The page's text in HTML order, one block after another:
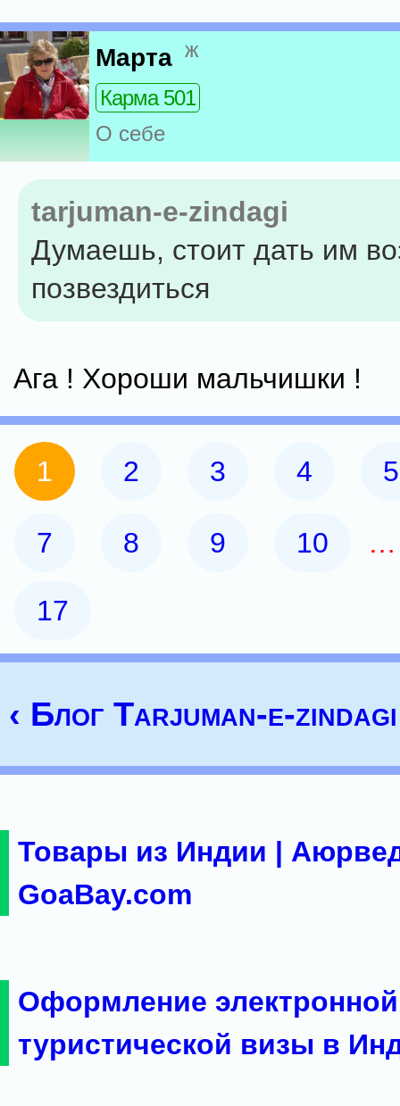
Марта ж
Карма 501
О себе
tarjuman-e-zindagi
Думаешь, стоит дать им
позвездиться
Ага ! Хороши мальчишки !
1 2 3 4 5
7 8 9 10
17
‹ Блог Tarjuman-e-zindagi
Товары из Индии |
GoaBay.com
Оформление электронной
туристической визы в